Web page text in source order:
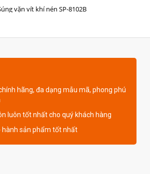
vặn vít khí nén SP-8102B
hãng, đa dạng mẫu mã, phong phú
luôn tốt nhất cho quý khách hàng
hành sản phẩm tốt nhất